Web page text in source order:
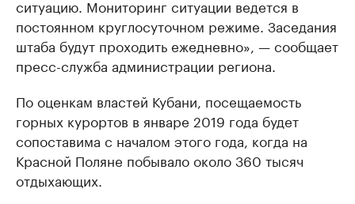
ситуацию. Мониторинг ситуации ведется в
постоянном круглосуточном режиме. Заседания
штаба будут проходить ежедневно», — сообщает
пресс-служба администрации региона.
По оценкам властей Кубани, посещаемость
горных курортов в январе 2019 года будет
сопоставима с началом этого года, когда на
Красной Поляне побывало около 360 тысяч
отдыхающих.